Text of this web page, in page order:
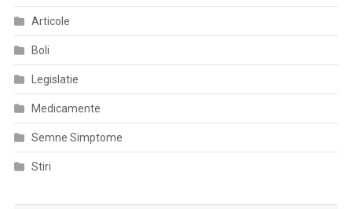
Articole
Boli
Legislatie
Medicamente
Semne Simptome
Stiri